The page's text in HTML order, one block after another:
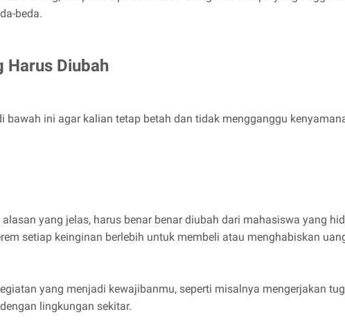
beda.
Harus Diubah
ini agar kalian tetap betah dan tidak mengganggu
yang jelas, harus benar benar diubah dari mahasiswa yang
setiap keinginan berlebih untuk membeli atau menghabiskan
yang menjadi kewajibanmu, seperti misalnya mengerjakan
lingkungan sekitar.